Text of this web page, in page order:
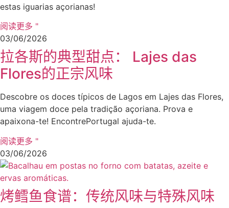
estas iguarias açorianas!
阅读更多 "
03/06/2026
拉各斯的典型甜点： Lajes das
Flores的正宗风味
Descobre os doces típicos de Lagos em Lajes das Flores,
uma viagem doce pela tradição açoriana. Prova e
apaixona-te! EncontrePortugal ajuda-te.
阅读更多 "
03/06/2026
烤鳕鱼食谱：传统风味与特殊风味